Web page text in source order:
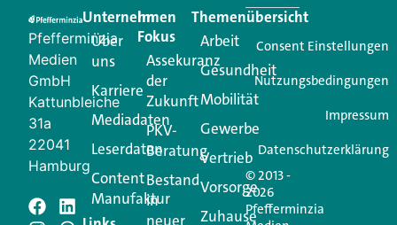
Creator für Ihre Kundenkommunikation. Alles, was
Ihren Vertriebsalltag leichter macht. Mit nur einem
Login.
Jetzt anmelden
Pfefferminzia
Medien
GmbH
Kattunbleiche
31a
22041
Hamburg
Unternehmen
Über
uns
Karriere
Mediadaten
Leserdaten
Content
Manufaktur
Im
Fokus
Assekuranz
der
Zukunft
PKV-
Beratung
Bestand
in
neuer
Themenübersicht
Arbeit
Gesundheit
Mobilität
Gewerbe
Vertrieb
Vorsorge
Zuhause
© 2013 -
2026
Pfefferminzia
Consent Einstellungen
Nutzungsbedingungen
Impressum
Datenschutzerklärung